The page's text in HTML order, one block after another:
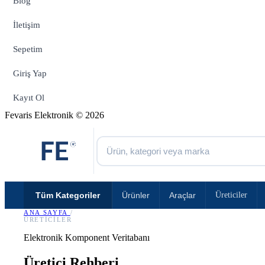
İletişim
Sepetim
Giriş Yap
Kayıt Ol
Fevaris Elektronik © 2026
Tüm Kategoriler Ürünler Araçlar Üreticiler
ANA SAYFA /
ÜRETICILER
Elektronik Komponent Veritabanı